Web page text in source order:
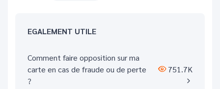
EGALEMENT UTILE
Comment faire opposition sur ma
carte en cas de fraude ou de perte
?
751.7K